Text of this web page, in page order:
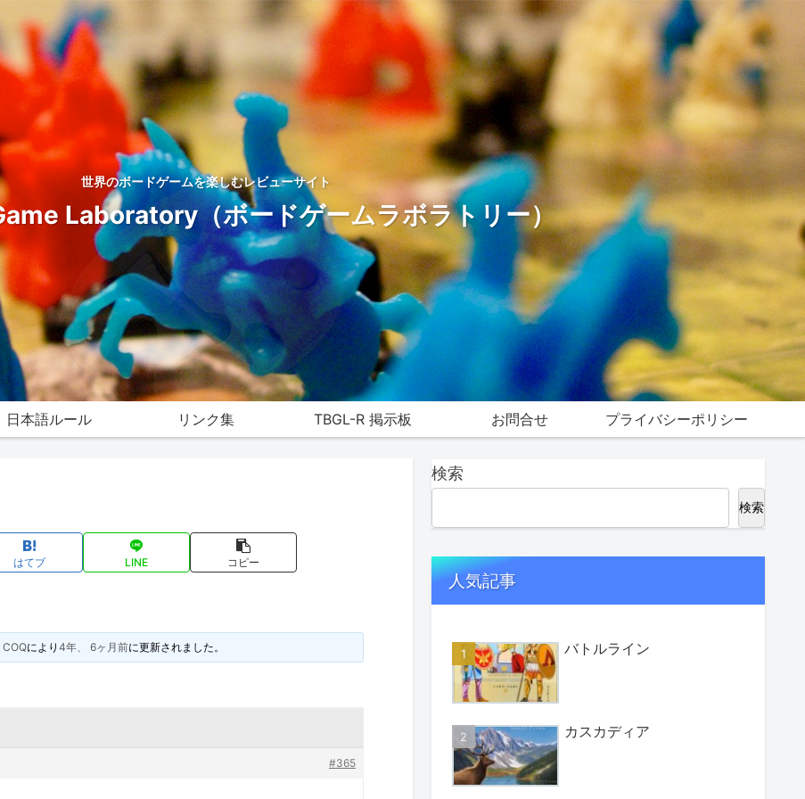
世界のボードゲームを楽しむレビューサイト
Laboratory（ボードゲームラボラトリー）
日本語ルール リンク集 TBGL-R 掲示板 お問合せ プライバシーポリシー
はてブ LINE コピー
COQにより 4年、 6ヶ月前に更新されました。
#365
検索
検索
人気記事
バトルライン
カスカディア